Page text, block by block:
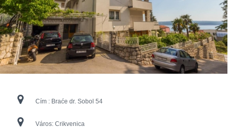
Cím : Braće dr. Sobol 54
Város: Crikvenica